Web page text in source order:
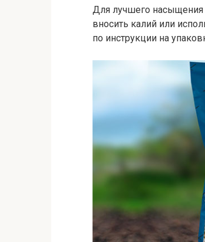
Для лучшего
вносить калий или
по инструкции на